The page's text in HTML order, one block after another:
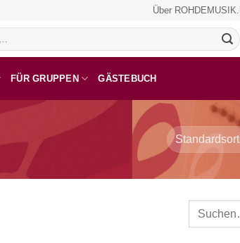
Über
FÜR GRUPPEN GÄSTEBUCH